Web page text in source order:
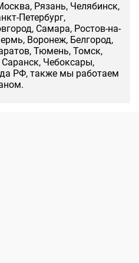
Рязань, Челябинск,
Петербург,
Самара, Ростов-на-
Воронеж, Белгород,
Тюмень, Томск,
Чебоксары,
РФ, также мы работаем